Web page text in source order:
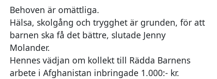
Behoven är omättliga.
Hälsa, skolgång och trygghet är grunden, för att
barnen ska få det bättre, slutade Jenny
Molander.
Hennes vädjan om kollekt till Rädda Barnens
arbete i Afghanistan inbringade 1.000:- kr.